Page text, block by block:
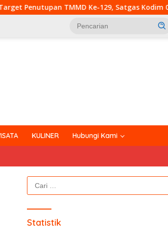
Ke-129, Satgas Kodim 0313/KPR Kebut
KULINER Hubungi Kami
Cari
untuk:
Statistik